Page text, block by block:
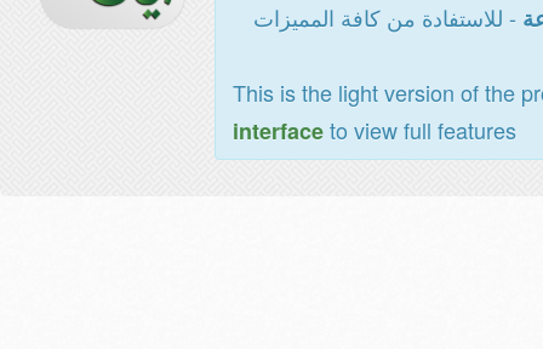
- للاستفادة من كافة المميزات
This is the light version of the
interfaceto view full features